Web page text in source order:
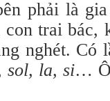
phải là
trai bác,
nghét. Có
sol, la, si…